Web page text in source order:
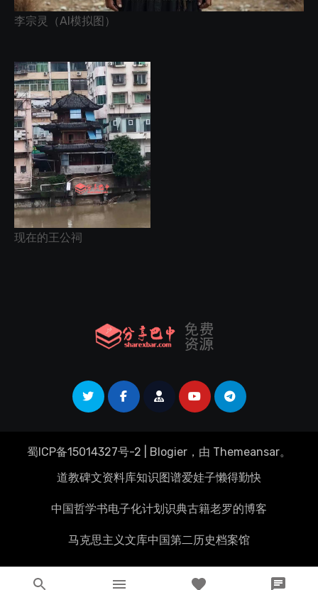
李宗灵（AI模拟图）
现在的王公祠
蜀ICP备15014327号-2 Blogier ，由 Themeansar。
道教碑文资料库知识图谱爱娃子懒得勤快
中国哲学书电子化计划识典古籍老罗的博客
马克思主义文库中国第二历史档案馆